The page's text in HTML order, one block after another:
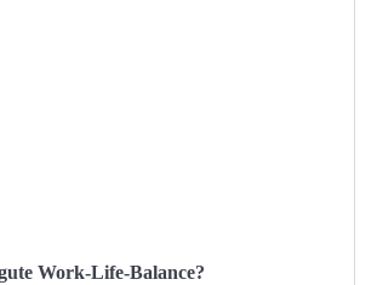
Work-Life-Balance?